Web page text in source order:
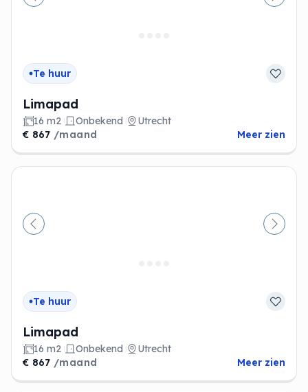
Vorige
Te huur
Limapad
16 m2 Onbekend
Utrecht
€ 867 /maand Meer zien
Vorige
Te huur
Limapad
16 m2 Onbekend
Utrecht
€ 867 /maand Meer zien